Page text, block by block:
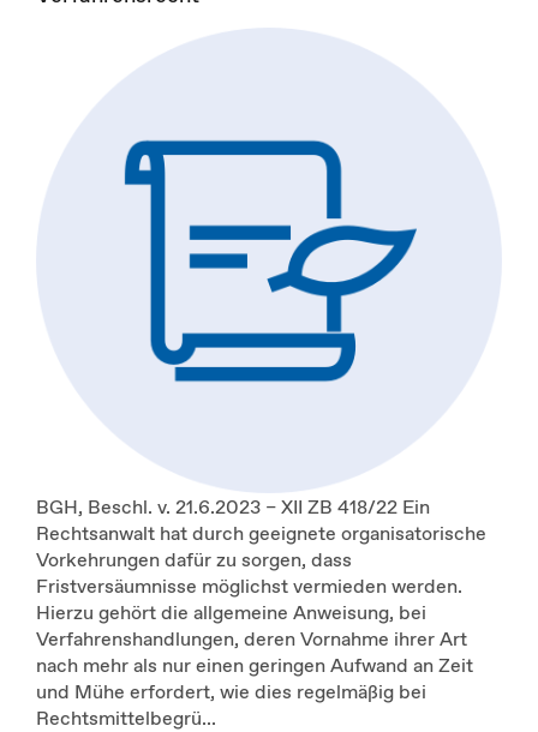
BGH, Beschl. v. 21.6.2023 – XII ZB 418/22 Ein
Rechtsanwalt hat durch geeignete organisatorische
Vorkehrungen dafür zu sorgen, dass
Fristversäumnisse möglichst vermieden werden.
Hierzu gehört die allgemeine Anweisung, bei
Verfahrenshandlungen, deren Vornahme ihrer Art
nach mehr als nur einen geringen Aufwand an Zeit
und Mühe erfordert, wie dies regelmäßig bei
Rechtsmittelbegrü...